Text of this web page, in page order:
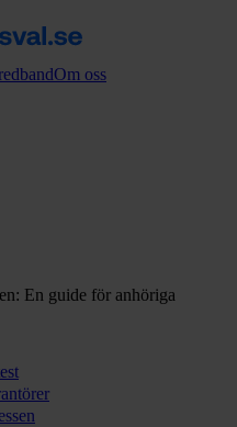
Om oss
En guide för anhöriga